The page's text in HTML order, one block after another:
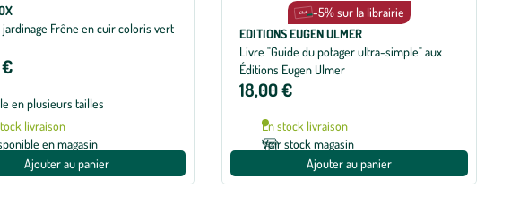
jardinage Frêne en cuir coloris vert
en plusieurs tailles
livraison
en magasin
Ajouter au panier
-5% sur la librairie
EDITIONS EUGEN ULMER
Livre "Guide du potager ultra-simple" aux
Éditions Eugen Ulmer
18,00 €
En stock livraison
Voir stock magasin
Ajouter au panier